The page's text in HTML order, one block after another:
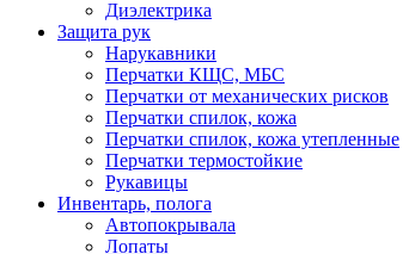
Диэлектрика
Защита рук
Нарукавники
Перчатки КЩС, МБС
Перчатки от механических рисков
Перчатки спилок, кожа
Перчатки спилок, кожа утепленные
Перчатки термостойкие
Рукавицы
Инвентарь, полога
Автопокрывала
Лопаты